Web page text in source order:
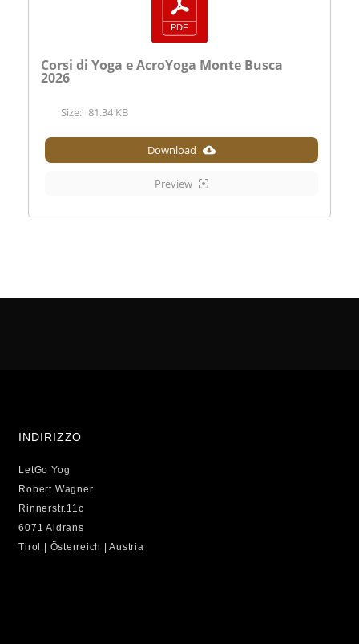
Corsi di Yoga e AcroYoga Monte Busca
2026
Size: 81.34 KB
Download
Preview
INDIRIZZO
LetGo Yog
Robert Wagner
Rinnerstr.11c
6071 Aldrans
Tirol | Österreich | Austria